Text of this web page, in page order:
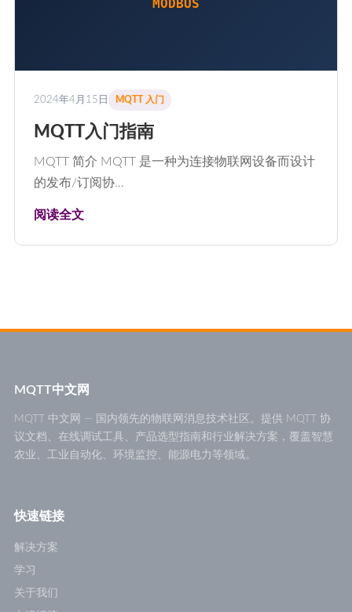
MODBUS
2024年4月15日 MQTT 入门
MQTT入门指南
MQTT 简介 MQTT 是一种为连接物联网设备而设计
的发布/订阅协…
阅读全文
MQTT中文网
MQTT 中文网 — 国内领先的物联网消息技术社区。提供 MQTT 协
议文档、在线调试工具、产品选型指南和行业解决方案，覆盖智慧
农业、工业自动化、环境监控、能源电力等领域。
快速链接
解决方案
学习
关于我们